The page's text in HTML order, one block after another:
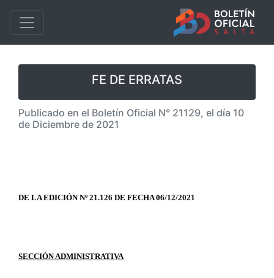
FE DE ERRATAS
Publicado en el Boletín Oficial N° 21129, el día 10
de Diciembre de 2021
DE LA EDICIÓN Nº 21.126 DE FECHA 06/12/2021
SECCIÓN ADMINISTRATIVA